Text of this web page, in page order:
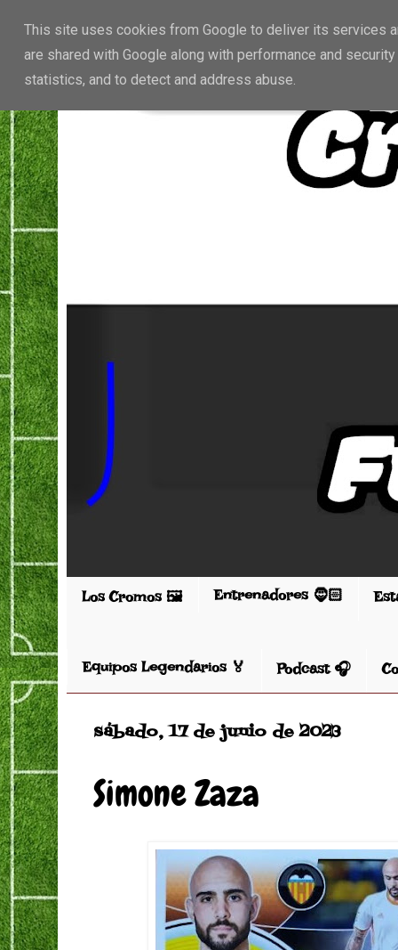
Los Cromos 🖼️ Entrenadores 🧔🏻
Equipos Legendarios 🏅 Podcast 🎧
sábado, 17 de junio de 2023
Simone Zaza
This site uses cookies from Google to deliver its services
are shared with Google along with performance and
statistics, and to detect and address abuse.